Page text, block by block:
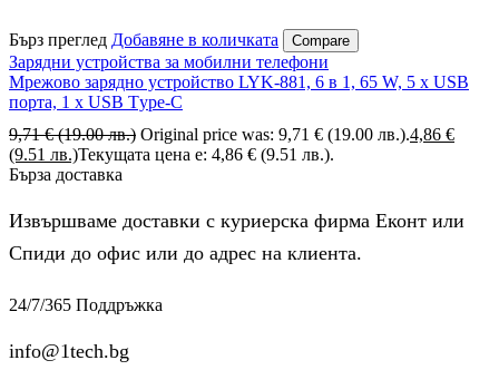
Бърз преглед Добавяне в количката Compare
Зарядни устройства за мобилни телефони
Мрежово зарядно устройство LYK-881, 6 в 1, 65 W, 5 х USB
порта, 1 х USB Тype-C
9,71€ (19.00 лв.) Original price was: 9,71 € (19.00 лв.).4,86 €
(9.51 лв.)Текущата цена е: 4,86 € (9.51 лв.).
Бърза доставка
Извършваме доставки с куриерска фирма Еконт или
Спиди до офис или до адрес на клиента.
24/7/365 Поддръжка
info@1tech.bg